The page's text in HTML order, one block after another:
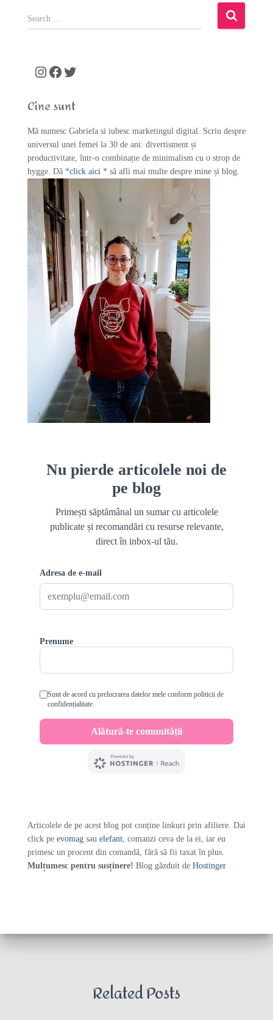
S
e
o
:
Instagram Facebook Twitter
Cine sunt
Mă numesc Gabriela si iubesc marketingul digital. Scriu despre
universul unei femei la 30 de ani: divertisment și
productivitate, într-o combinație de minimalism cu o strop de
hygge. Dă *click aici * să afli mai multe despre mine și blog.
Articolele de pe acest blog pot conține linkuri prin afiliere. Dai
click pe evomag sau elefant, comanzi ceva de la ei, iar eu
primesc un procent din comandă, fără să fii taxat în plus.
Mulțumesc pentru susținere! Blog găzduit de Hostinger
Related Posts